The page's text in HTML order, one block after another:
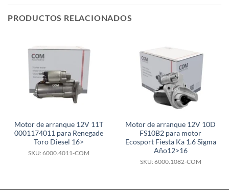
PRODUCTOS RELACIONADOS
Motor de arranque 12V 11T
0001174011 para Renegade
Toro Diesel 16>
SKU: 6000.4011-COM
Motor de arranque 12V 10D
FS10B2 para motor
Ecosport Fiesta Ka 1.6 Sigma
Año12>16
SKU: 6000.1082-COM